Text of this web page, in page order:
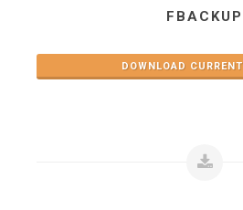
FBACKUP
DOWNLOAD